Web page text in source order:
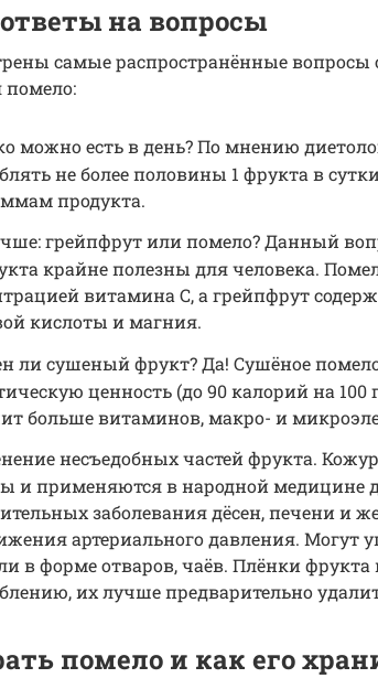
на вопросы
самые распространённые вопросы
помело:
можно есть в день? По мнению
не более половины 1 фрукта в
продукта.
грейпфрут или помело? Данный
крайне полезны для человека.
витамина С, а грейпфрут
кислоты и магния.
ли сушеный фрукт? Да! Сушёное
ценность (до 90 калорий на
больше витаминов, макро- и
несъедобных частей фрукта.
и применяются в народной медицине
заболевания дёсен, печени и
артериального давления. Могут
в форме отваров, чаёв. Плёнки
их лучше предварительно
помело и как его